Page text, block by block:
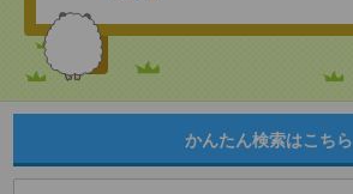
かんたん検索はこちら